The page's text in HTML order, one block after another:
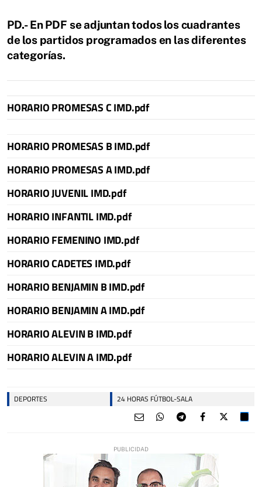
PD.- En PDF se adjuntan todos los cuadrantes
de los partidos programados en las diferentes
categorías.
HORARIO PROMESAS C IMD.pdf
HORARIO PROMESAS B IMD.pdf
HORARIO PROMESAS A IMD.pdf
HORARIO JUVENIL IMD.pdf
HORARIO INFANTIL IMD.pdf
HORARIO FEMENINO IMD.pdf
HORARIO CADETES IMD.pdf
HORARIO BENJAMIN B IMD.pdf
HORARIO BENJAMIN A IMD.pdf
HORARIO ALEVIN B IMD.pdf
HORARIO ALEVIN A IMD.pdf
DEPORTES 24 HORAS FÚTBOL-SALA